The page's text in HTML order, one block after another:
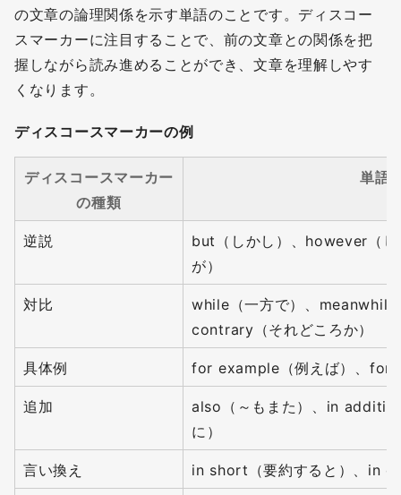
の文章の論理関係を示す単語のことです。ディスコー
スマーカーに注目することで、前の文章との関係を把
握しながら読み進めることができ、文章を理解しやす
くなります。
ディスコースマーカーの例
ディスコースマーカー
の種類
単語
逆説
but（しかし）、however（
が）
対比
while（一方で）、
contrary（それどころか）
具体例 for example（例えば）、for
追加
also（～もまた）、in
に）
言い換え in short（要約すると）、in